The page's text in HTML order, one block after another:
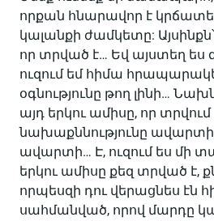
որքան հնարավոր է
կալանքի ժամկետը:
որ տրված է… Եվ այստեղ ես
ուզում եմ հիմա
օգնությունը թող լինի…
այդ երկու ամիսը, որ
նախաքննությունը ավարտի,
ավարտի… Է, ուզում ես մի
երկու ամիսը քեզ տրված է,
որպեսզի դու վերացնես էն
սահմանված, որով մարդը